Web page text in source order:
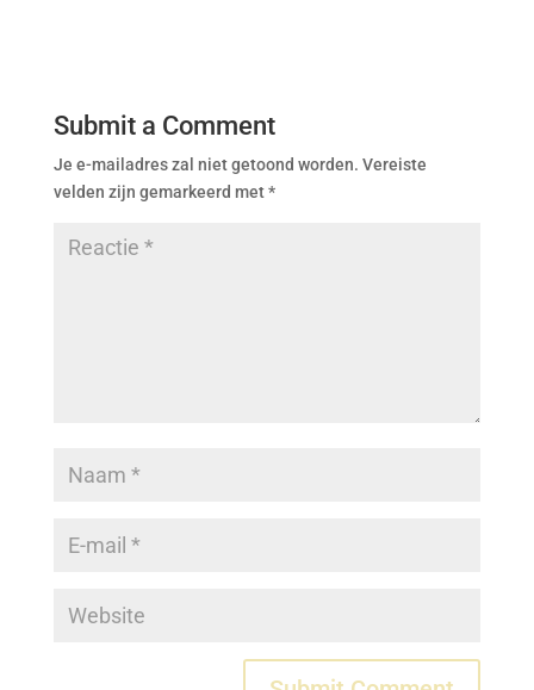
Submit a Comment
Je e-mailadres zal niet getoond worden. Vereiste
velden zijn gemarkeerd met*